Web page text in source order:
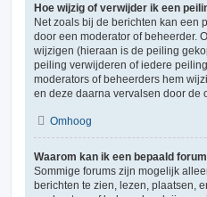
Hoe wijzig of verwijder ik een
Net zoals bij de berichten kan een
door een moderator of beheerder.
wijzigen (hieraan is de peiling
peiling verwijderen of iedere
moderators of beheerders hem
en deze daarna vervalsen door de
Omhoog
Waarom kan ik een bepaald
Sommige forums zijn mogelijk
berichten te zien, lezen, plaatsen,